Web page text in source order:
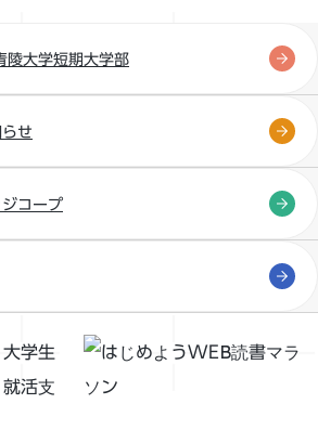
陵大学短期大学部
せ
コープ